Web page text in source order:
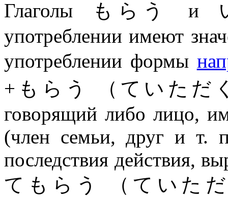
Глаголы もらう и い
употреблении имеют
употреблении формы
+もらう （ていただ
говорящий либо лицо,
(член семьи, друг и т.
последствия действия,
てもらう （ていた